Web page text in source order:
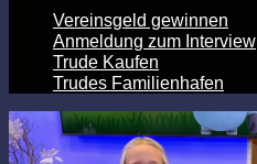
Vereinsgeld gewinnen
Anmeldung zum Interview
Trude Kaufen
Trudes Familienhafen